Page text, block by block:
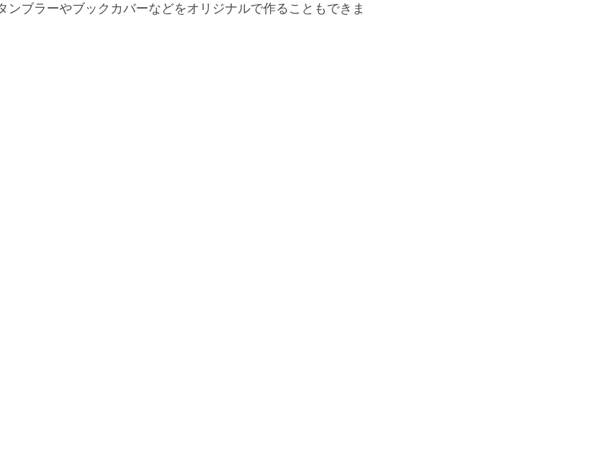
ンブラーやブックカバーなどをオリジナルで作ることもできま